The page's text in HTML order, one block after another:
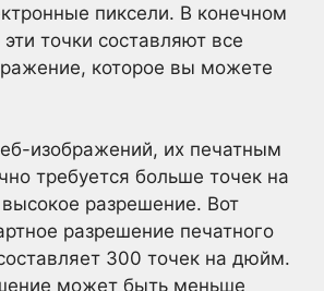
пиксели. В конечном
точки составляют все
которое вы можете
изображений, их печатным
требуется больше точек на
разрешение. Вот
разрешение печатного
300 точек на дюйм.
может быть меньше